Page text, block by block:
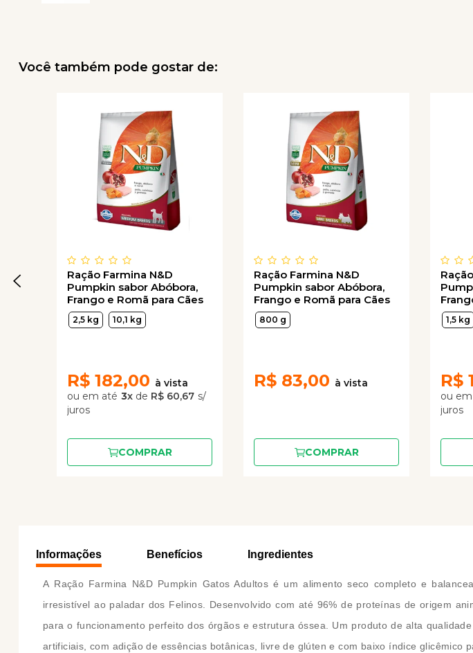
Você também pode gostar de:
Ração Farmina N&D
Pumpkin sabor Abóbora,
Frango e Romã para Cães
Adultos de Raças Médias
2,5 kg 10,1 kg
R$ 182,00
3x de R$ 60,67
COMPRAR
Ração Farmina N&D
Pumpkin sabor Abóbora,
Frango e Romã para Cães
Adultos de Raças
Pequenas
800 g
R$ 83,00
COMPRAR
1,5 kg
R$
Informações Benefícios Ingredientes
A Ração Farmina N&D Pumpkin Gatos Adultos é um alimento seco completo e
irresistível ao paladar dos Felinos. Desenvolvido com até 96% de proteínas de origem
para o funcionamento perfeito dos órgãos e estrutura óssea. Um produto de alta
artificiais, com adição de essências botânicas, livre de glúten e com baixo índice glicêmico